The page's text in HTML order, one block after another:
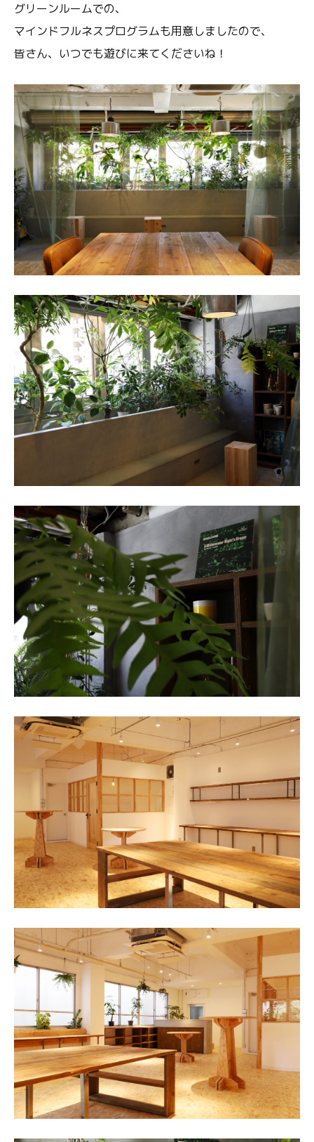
グリーンルームでの、
マインドフルネスプログラムも用意しましたので、
皆さん、いつでも遊びに来てくださいね！